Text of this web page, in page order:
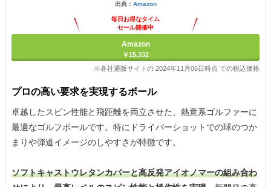
出典： Amazon
毎日お得なタイム
セール開催中
Amazon
￥15,332
※各社通販サイトの 2024年11月06日時点 での税込価格
プロの高い要求を実現するボール
卓越したスピン性能と飛距離を両立させた、熱意系ゴルファーに
最適なゴルフボールです。特にドライバーショットでの球のつか
まりや弾道イメージのしやすさが特徴です。
ソフトキャストウレタンカバーと高反発アイオノマーの組み合わ